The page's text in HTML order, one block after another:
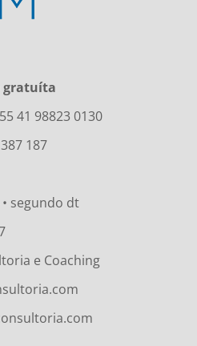
gratuíta
41 98823 0130
187
segundo dt
e Coaching